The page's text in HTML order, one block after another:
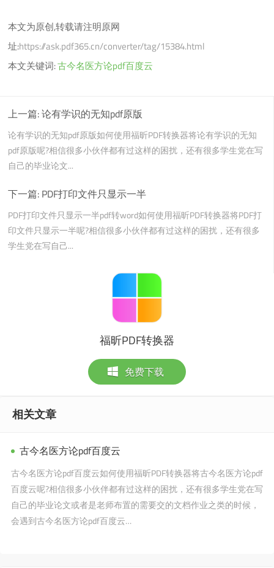
本文为原创,转载请注明原网
址:https://ask.pdf365.cn/converter/tag/15384.html
本文关键词:古今名医方论pdf百度云
上一篇:论有学识的无知pdf原版
论有学识的无知pdf原版如何使用福昕PDF转换器将论有学识的无知
pdf原版呢?相信很多小伙伴都有过这样的困扰，还有很多学生党在写
自己的毕业论文...
下一篇: PDF打印文件只显示一半
PDF打印文件只显示一半pdf转word如何使用福昕PDF转换器将PDF打
印文件只显示一半呢?相信很多小伙伴都有过这样的困扰，还有很多
学生党在写自己...
福昕PDF转换器
免费下载
相关文章
古今名医方论pdf百度云
古今名医方论pdf百度云如何使用福昕PDF转换器将古今名医方论pdf
百度云呢?相信很多小伙伴都有过这样的困扰，还有很多学生党在写
自己的毕业论文或者是老师布置的需要交的文档作业之类的时候，
会遇到古今名医方论pdf百度云…